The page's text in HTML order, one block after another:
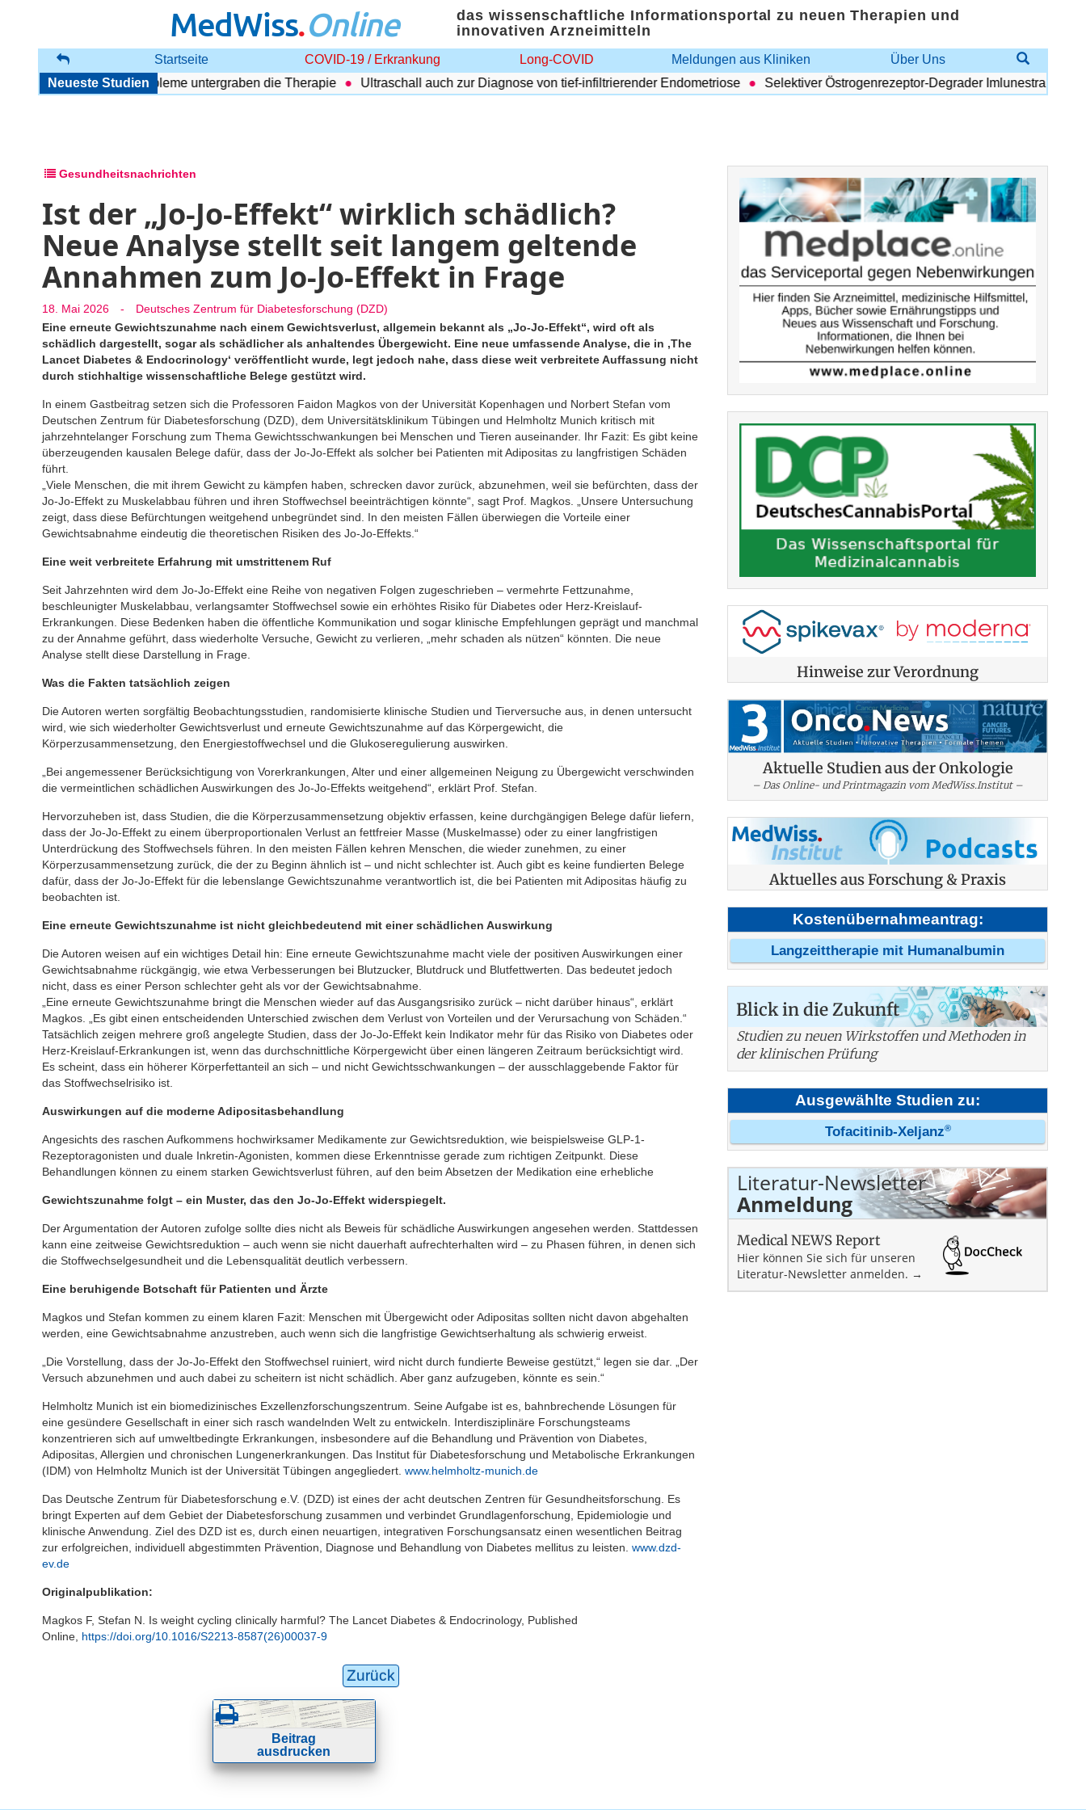
MedWiss.Online
das wissenschaftliche Informationsportal zu neuen Therapien und
innovativen Arzneimitteln
Startseite COVID-19 / Erkrankung Long-COVID Meldungen aus Kliniken
Über Uns
Neueste Studien
Begleitende Probleme untergraben die Therapie Ultraschall auch zur Diagnose von tief-infiltrierender Endometriose Selektiver Östrogenrezeptor-Degrader Imlunestrant:
Gesundheitsnachrichten
Ist der „Jo-Jo-Effekt“ wirklich schädlich?
Neue Analyse stellt seit langem geltende
Annahmen zum Jo-Jo-Effekt in Frage
18. Mai 2026 -
Deutsches Zentrum für Diabetesforschung (DZD)
Eine erneute Gewichtszunahme nach einem Gewichtsverlust, allgemein bekannt als „Jo-Jo-Effekt“, wird oft als
schädlich dargestellt, sogar als schädlicher als anhaltendes Übergewicht. Eine neue umfassende Analyse, die in ‚The
Lancet Diabetes & Endocrinology‘ veröffentlicht wurde, legt jedoch nahe, dass diese weit verbreitete Auffassung nicht
durch stichhaltige wissenschaftliche Belege gestützt wird.
In einem Gastbeitrag setzen sich die Professoren Faidon Magkos von der Universität Kopenhagen und Norbert Stefan vom
Deutschen Zentrum für Diabetesforschung (DZD), dem Universitätsklinikum Tübingen und Helmholtz Munich kritisch mit
jahrzehntelanger Forschung zum Thema Gewichtsschwankungen bei Menschen und Tieren auseinander. Ihr Fazit: Es gibt keine
überzeugenden kausalen Belege dafür, dass der Jo-Jo-Effekt als solcher bei Patienten mit Adipositas zu langfristigen Schäden
führt.
„Viele Menschen, die mit ihrem Gewicht zu kämpfen haben, schrecken davor zurück, abzunehmen, weil sie befürchten, dass der
Jo-Jo-Effekt zu Muskelabbau führen und ihren Stoffwechsel beeinträchtigen könnte“, sagt Prof. Magkos. „Unsere Untersuchung
zeigt, dass diese Befürchtungen weitgehend unbegründet sind. In den meisten Fällen überwiegen die Vorteile einer
Gewichtsabnahme eindeutig die theoretischen Risiken des Jo-Jo-Effekts.“
Eine weit verbreitete Erfahrung mit umstrittenem Ruf
Seit Jahrzehnten wird dem Jo-Jo-Effekt eine Reihe von negativen Folgen zugeschrieben – vermehrte Fettzunahme,
beschleunigter Muskelabbau, verlangsamter Stoffwechsel sowie ein erhöhtes Risiko für Diabetes oder Herz-Kreislauf-
Erkrankungen. Diese Bedenken haben die öffentliche Kommunikation und sogar klinische Empfehlungen geprägt und manchmal
zu der Annahme geführt, dass wiederholte Versuche, Gewicht zu verlieren, „mehr schaden als nützen“ könnten. Die neue
Analyse stellt diese Darstellung in Frage.
Was die Fakten tatsächlich zeigen
Die Autoren werten sorgfältig Beobachtungsstudien, randomisierte klinische Studien und Tierversuche aus, in denen untersucht
wird, wie sich wiederholter Gewichtsverlust und erneute Gewichtszunahme auf das Körpergewicht, die
Körperzusammensetzung, den Energiestoffwechsel und die Glukoseregulierung auswirken.
„Bei angemessener Berücksichtigung von Vorerkrankungen, Alter und einer allgemeinen Neigung zu Übergewicht verschwinden
die vermeintlichen schädlichen Auswirkungen des Jo-Jo-Effekts weitgehend“, erklärt Prof. Stefan.
Hervorzuheben ist, dass Studien, die die Körperzusammensetzung objektiv erfassen, keine durchgängigen Belege dafür liefern,
dass der Jo-Jo-Effekt zu einem überproportionalen Verlust an fettfreier Masse (Muskelmasse) oder zu einer langfristigen
Unterdrückung des Stoffwechsels führen. In den meisten Fällen kehren Menschen, die wieder zunehmen, zu einer
Körperzusammensetzung zurück, die der zu Beginn ähnlich ist – und nicht schlechter ist. Auch gibt es keine fundierten Belege
dafür, dass der Jo-Jo-Effekt für die lebenslange Gewichtszunahme verantwortlich ist, die bei Patienten mit Adipositas häufig zu
beobachten ist.
Eine erneute Gewichtszunahme ist nicht gleichbedeutend mit einer schädlichen Auswirkung
Die Autoren weisen auf ein wichtiges Detail hin: Eine erneute Gewichtszunahme macht viele der positiven Auswirkungen einer
Gewichtsabnahme rückgängig, wie etwa Verbesserungen bei Blutzucker, Blutdruck und Blutfettwerten. Das bedeutet jedoch
nicht, dass es einer Person schlechter geht als vor der Gewichtsabnahme.
„Eine erneute Gewichtszunahme bringt die Menschen wieder auf das Ausgangsrisiko zurück – nicht darüber hinaus“, erklärt
Magkos. „Es gibt einen entscheidenden Unterschied zwischen dem Verlust von Vorteilen und der Verursachung von Schäden.“
Tatsächlich zeigen mehrere groß angelegte Studien, dass der Jo-Jo-Effekt kein Indikator mehr für das Risiko von Diabetes oder
Herz-Kreislauf-Erkrankungen ist, wenn das durchschnittliche Körpergewicht über einen längeren Zeitraum berücksichtigt wird.
Es scheint, dass ein höherer Körperfettanteil an sich – und nicht Gewichtsschwankungen – der ausschlaggebende Faktor für
das Stoffwechselrisiko ist.
Auswirkungen auf die moderne Adipositasbehandlung
Angesichts des raschen Aufkommens hochwirksamer Medikamente zur Gewichtsreduktion, wie beispielsweise GLP-1-
Rezeptoragonisten und duale Inkretin-Agonisten, kommen diese Erkenntnisse gerade zum richtigen Zeitpunkt. Diese
Behandlungen können zu einem starken Gewichtsverlust führen, auf den beim Absetzen der Medikation eine erhebliche
Gewichtszunahme folgt – ein Muster, das den Jo-Jo-Effekt widerspiegelt.
Der Argumentation der Autoren zufolge sollte dies nicht als Beweis für schädliche Auswirkungen angesehen werden. Stattdessen
kann eine zeitweise Gewichtsreduktion – auch wenn sie nicht dauerhaft aufrechterhalten wird – zu Phasen führen, in denen sich
die Stoffwechselgesundheit und die Lebensqualität deutlich verbessern.
Eine beruhigende Botschaft für Patienten und Ärzte
Magkos und Stefan kommen zu einem klaren Fazit: Menschen mit Übergewicht oder Adipositas sollten nicht davon abgehalten
werden, eine Gewichtsabnahme anzustreben, auch wenn sich die langfristige Gewichtserhaltung als schwierig erweist.
„Die Vorstellung, dass der Jo-Jo-Effekt den Stoffwechsel ruiniert, wird nicht durch fundierte Beweise gestützt,“ legen sie dar. „Der
Versuch abzunehmen und auch dabei zu scheitern ist nicht schädlich. Aber ganz aufzugeben, könnte es sein.“
Helmholtz Munich ist ein biomedizinisches Exzellenzforschungszentrum. Seine Aufgabe ist es, bahnbrechende Lösungen für
eine gesündere Gesellschaft in einer sich rasch wandelnden Welt zu entwickeln. Interdisziplinäre Forschungsteams
konzentrieren sich auf umweltbedingte Erkrankungen, insbesondere auf die Behandlung und Prävention von Diabetes,
Adipositas, Allergien und chronischen Lungenerkrankungen. Das Institut für Diabetesforschung und Metabolische Erkrankungen
(IDM) von Helmholtz Munich ist der Universität Tübingen angegliedert. www.helmholtz-munich.de
Das Deutsche Zentrum für Diabetesforschung e.V. (DZD) ist eines der acht deutschen Zentren für Gesundheitsforschung. Es
bringt Experten auf dem Gebiet der Diabetesforschung zusammen und verbindet Grundlagenforschung, Epidemiologie und
klinische Anwendung. Ziel des DZD ist es, durch einen neuartigen, integrativen Forschungsansatz einen wesentlichen Beitrag
zur erfolgreichen, individuell abgestimmten Prävention, Diagnose und Behandlung von Diabetes mellitus zu leisten. www.dzd-
ev.de
Originalpublikation:
Magkos F, Stefan N. Is weight cycling clinically harmful? The Lancet Diabetes & Endocrinology, Published
Online, https://doi.org/10.1016/S2213-8587(26)00037-9
Zurück
Beitrag
ausdrucken
Hinweise zur Verordnung
Aktuelle Studien aus der Onkologie
– Das Online- und Printmagazin vom MedWiss.Institut –
Aktuelles aus Forschung & Praxis
Kostenübernahmeantrag:
Langzeittherapie mit Humanalbumin
Blick in die Zukunft
Studien zu neuen Wirkstoffen und Methoden in
der klinischen Prüfung
Ausgewählte Studien zu:
Tofacitinib-Xeljanz®
Literatur-Newsletter
Anmeldung
Medical NEWS Report
Hier können Sie sich für unseren
Literatur-Newsletter anmelden. →